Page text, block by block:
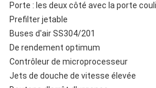
Porte : les deux côté avec la porte
Prefilter jetable
Buses d'air SS304/201
De rendement optimum
Contrôleur de microprocesseur
Jets de douche de vitesse élevée